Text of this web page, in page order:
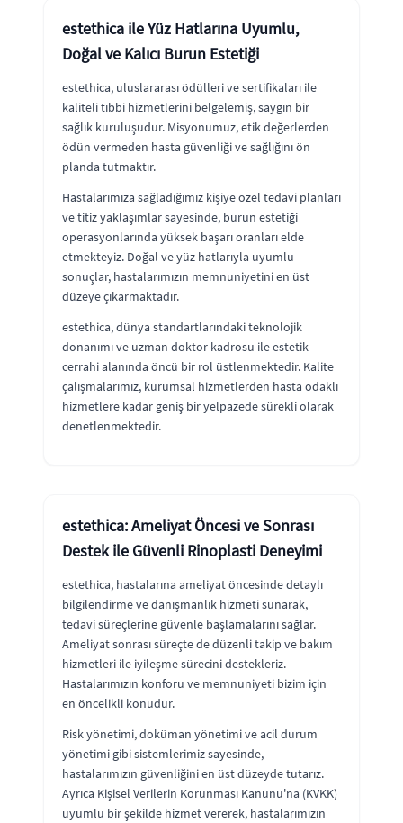
estethica ile Yüz Hatlarına Uyumlu,
Doğal ve Kalıcı Burun Estetiği
estethica, uluslararası ödülleri ve sertifikaları ile
kaliteli tıbbi hizmetlerini belgelemiş, saygın bir
sağlık kuruluşudur. Misyonumuz, etik değerlerden
ödün vermeden hasta güvenliği ve sağlığını ön
planda tutmaktır.
Hastalarımıza sağladığımız kişiye özel tedavi planları
ve titiz yaklaşımlar sayesinde, burun estetiği
operasyonlarında yüksek başarı oranları elde
etmekteyiz. Doğal ve yüz hatlarıyla uyumlu
sonuçlar, hastalarımızın memnuniyetini en üst
düzeye çıkarmaktadır.
estethica, dünya standartlarındaki teknolojik
donanımı ve uzman doktor kadrosu ile estetik
cerrahi alanında öncü bir rol üstlenmektedir. Kalite
çalışmalarımız, kurumsal hizmetlerden hasta odaklı
hizmetlere kadar geniş bir yelpazede sürekli olarak
denetlenmektedir.
estethica: Ameliyat Öncesi ve Sonrası
Destek ile Güvenli Rinoplasti Deneyimi
estethica, hastalarına ameliyat öncesinde detaylı
bilgilendirme ve danışmanlık hizmeti sunarak,
tedavi süreçlerine güvenle başlamalarını sağlar.
Ameliyat sonrası süreçte de düzenli takip ve bakım
hizmetleri ile iyileşme sürecini destekleriz.
Hastalarımızın konforu ve memnuniyeti bizim için
en öncelikli konudur.
Risk yönetimi, doküman yönetimi ve acil durum
yönetimi gibi sistemlerimiz sayesinde,
hastalarımızın güvenliğini en üst düzeyde tutarız.
Ayrıca Kişisel Verilerin Korunması Kanunu'na (KVKK)
uyumlu bir şekilde hizmet vererek, hastalarımızın